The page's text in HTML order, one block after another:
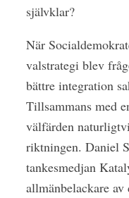
självklar?
När
valstrategi blev
bättre integration
Tillsammans med
välfärden
riktningen. Daniel
tankesmedjan
allmänbelackare